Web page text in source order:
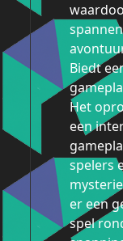
Biedt
Het
een
spelers
er een
spel